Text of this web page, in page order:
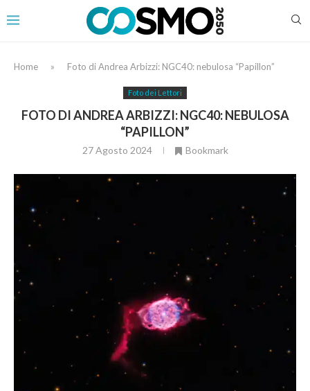
Home » Foto di Andrea Arbizzi: NGC40: nebulosa “Papillon”
Foto dei Lettori
FOTO DI ANDREA ARBIZZI: NGC40: NEBULOSA
“PAPILLON”
27 Agosto 2024 Bookmark